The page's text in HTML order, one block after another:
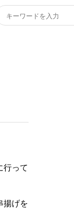
って
揚げを